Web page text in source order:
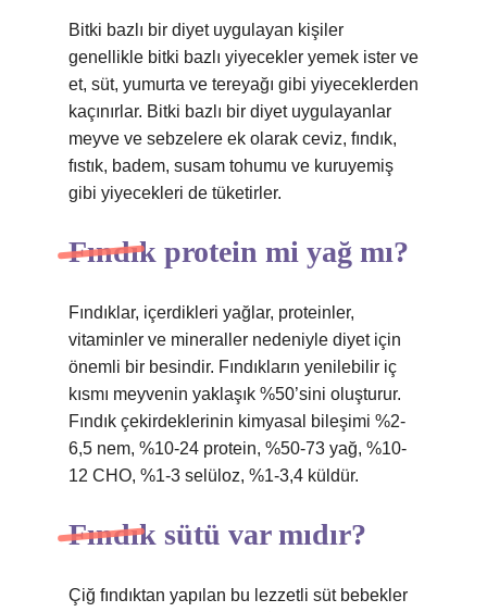
Bitki bazlı bir diyet uygulayan kişiler
genellikle bitki bazlı yiyecekler yemek ister ve
et, süt, yumurta ve tereyağı gibi yiyeceklerden
kaçınırlar. Bitki bazlı bir diyet uygulayanlar
meyve ve sebzelere ek olarak ceviz, fındık,
fıstık, badem, susam tohumu ve kuruyemiş
gibi yiyecekleri de tüketirler.
Fındık protein mi yağ mı?
Fındıklar, içerdikleri yağlar, proteinler,
vitaminler ve mineraller nedeniyle diyet için
önemli bir besindir. Fındıkların yenilebilir iç
kısmı meyvenin yaklaşık %50’sini oluşturur.
Fındık çekirdeklerinin kimyasal bileşimi %2-
6,5 nem, %10-24 protein, %50-73 yağ, %10-
12 CHO, %1-3 selüloz, %1-3,4 küldür.
Fındık sütü var mıdır?
Çiğ fındıktan yapılan bu lezzetli süt bebekler